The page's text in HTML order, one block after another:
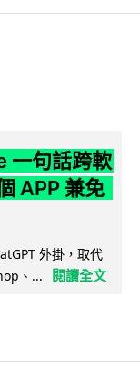
一句話跨軟
APP 兼免
外掛，取代
、...
閱讀全文